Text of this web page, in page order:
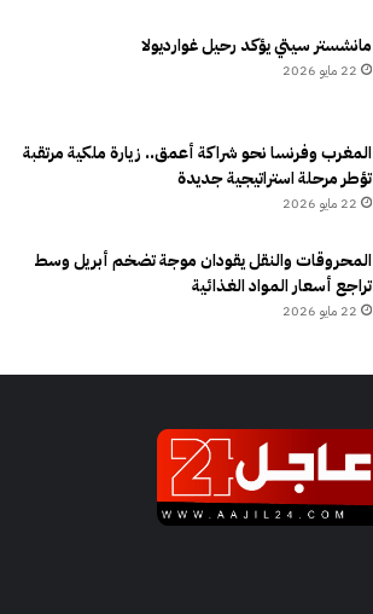
مانشستر سيتي يؤكد رحيل غوارديولا
22 مايو 2026
المغرب وفرنسا نحو شراكة أعمق.. زيارة ملكية مرتقبة
تؤطر مرحلة استراتيجية جديدة
22 مايو 2026
المحروقات والنقل يقودان موجة تضخم أبريل وسط
تراجع أسعار المواد الغذائية
22 مايو 2026